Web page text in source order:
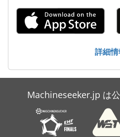
空気清浄機
詳細
Machineseeker.jp は